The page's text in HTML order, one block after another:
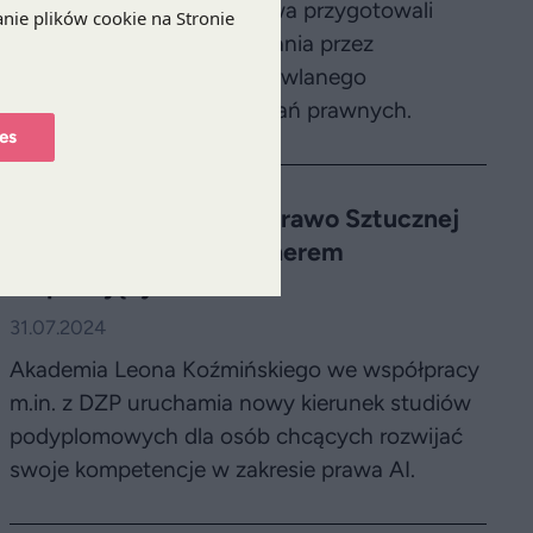
Pracodawców Budownictwa przygotowali
ankietę na temat postrzegania przez
uczestników procesu budowlanego
dotychczasowych rozwiązań prawnych.
Studia Podyplomowe Prawo Sztucznej
Inteligencji - DZP Partnerem
31.07.2024
Akademia Leona Koźmińskiego we współpracy
m.in. z DZP uruchamia nowy kierunek studiów
podyplomowych dla osób chcących rozwijać
swoje kompetencje w zakresie prawa AI.